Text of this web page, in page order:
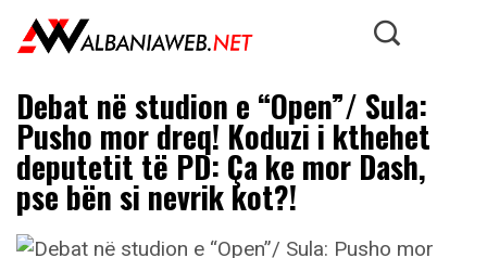
Debat në studion e “Open”/ Sula:
Pusho mor dreq! Koduzi i kthehet
deputetit të PD: Ça ke mor Dash,
pse bën si nevrik kot?!